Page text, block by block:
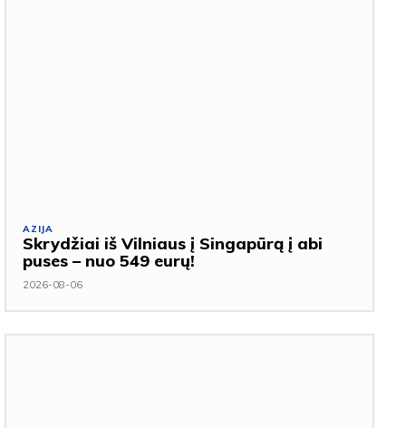
AZIJA
Skrydžiai iš Vilniaus į Singapūrą į abi
puses – nuo 549 eurų!
2026-08-06